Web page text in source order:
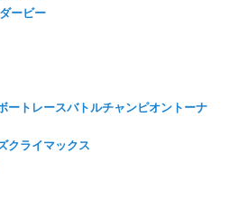
ービー
トレースバトルチャンピオントーナ
クライマックス